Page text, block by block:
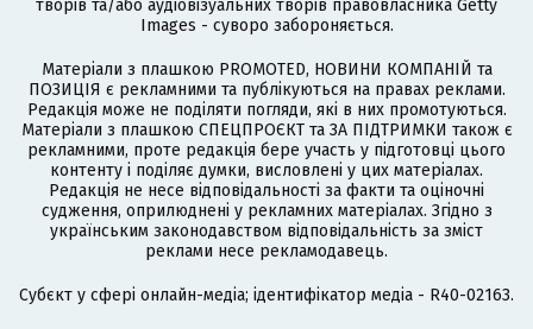
творів та/або аудіовізуальних творів правовласника Getty
Images - суворо забороняється.
Матеріали з плашкою PROMOTED, НОВИНИ КОМПАНІЙ та
ПОЗИЦІЯ є рекламними та публікуються на правах реклами.
Редакція може не поділяти погляди, які в них промотуються.
Матеріали з плашкою СПЕЦПРОЄКТ та ЗА ПІДТРИМКИ також є
рекламними, проте редакція бере участь у підготовці цього
контенту і поділяє думки, висловлені у цих матеріалах.
Редакція не несе відповідальності за факти та оціночні
судження, оприлюднені у рекламних матеріалах. Згідно з
українським законодавством відповідальність за зміст
реклами несе рекламодавець.
Cубєкт у сфері онлайн-медіа; ідентифікатор медіа - R40-02163.